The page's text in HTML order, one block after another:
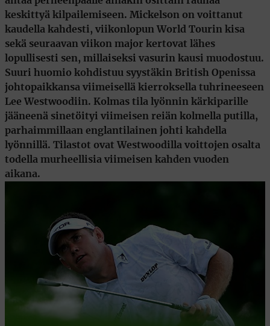
keskittyä kilpailemiseen. Mickelson on voittanut
kaudella kahdesti, viikonlopun World Tourin kisa
sekä seuraavan viikon major kertovat lähes
lopullisesti sen, millaiseksi vasurin kausi muodostuu.
Suuri huomio kohdistuu syystäkin British Openissa
johtopaikkansa viimeisellä kierroksella tuhrineeseen
Lee Westwoodiin. Kolmas tila lyönnin kärkiparille
jääneenä sinetöityi viimeisen reiän kolmella putilla,
parhaimmillaan englantilainen johti kahdella
lyönnillä. Tilastot ovat Westwoodilla voittojen osalta
todella murheellisia viimeisen kahden vuoden
aikana.